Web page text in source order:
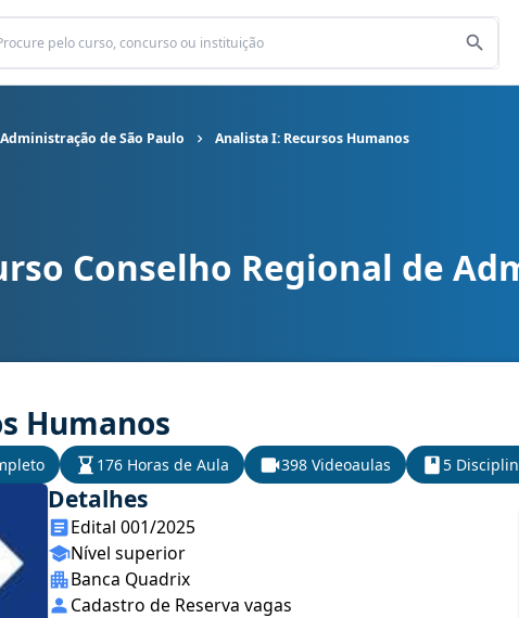
de São Paulo Analista I: Recursos Humanos
de Administração de São Paulo cargo Analista I: Recursos
Conselho Regional de
Humanos
176 Horas de Aula 398 Videoaulas 5
Detalhes
Edital 001/2025
Nível superior
Banca Quadrix
Cadastro de Reserva vagas